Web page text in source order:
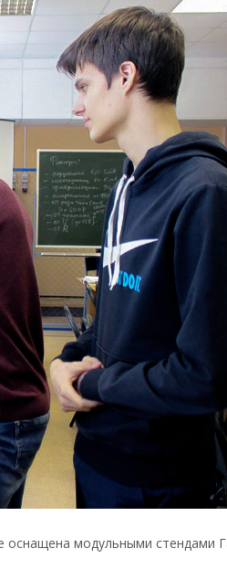
оснащена модульными стендами